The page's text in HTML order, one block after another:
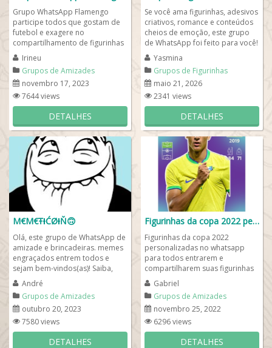
Grupo WhatsApp Flamengo
participe todos que gostam de
futebol e exagere no
compartilhamento de figurinhas
whatsapp do mengão⚽. Ao
entrar em nosso de whats,...
Irineu
Grupos de Amizades
novembro 17, 2023
7644 views
DETALHES
Se você ama figurinhas, adesivos
criativos, romance e conteúdos
cheios de emoção, este grupo
de WhatsApp foi feito para você!
💖 Aqui você encontra uma...
Yasmina
Grupos de Figurinhas
maio 21, 2026
2341 views
DETALHES
Μ€Μ€ŦƗĆØƗŇ🙃
Olá, este grupo de WhatsApp de
amizade e brincadeiras. memes
engraçados entrem todos e
sejam bem-vindos(as)! Saiba,
que ao entrar precisa se
apresentar e...
André
Grupos de Amizades
outubro 20, 2023
7580 views
DETALHES
Figurinhas da copa 2022 personalizadas
Figurinhas da copa 2022
personalizadas no whatsapp
para todos entrarem e
compartilharem suas figurinhas
2022 raras da copa. Todo
brasileiro gosta de colecionar...
Gabriel
Grupos de Amizades
novembro 25, 2022
6296 views
DETALHES